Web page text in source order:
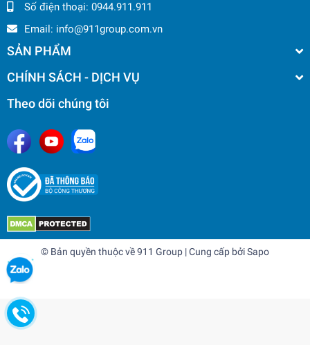
Số điện thoại: 0944.911.911
Email: info@911group.com.vn
SẢN PHẨM
CHÍNH SÁCH - DỊCH VỤ
Theo dõi chúng tôi
© Bản quyền thuộc về911 Group | Cung cấp bởiSapo